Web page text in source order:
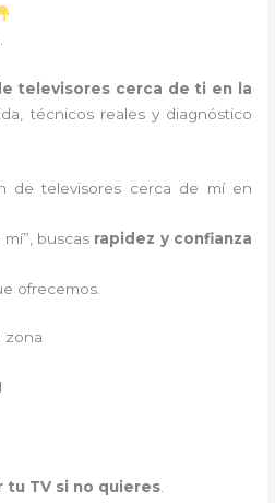
televisores cerca de ti en la
técnicos reales y diagnóstico
de televisores cerca de mí en
buscas rapidez y confianza
ofrecemos.
zona
tu TV si no quieres.